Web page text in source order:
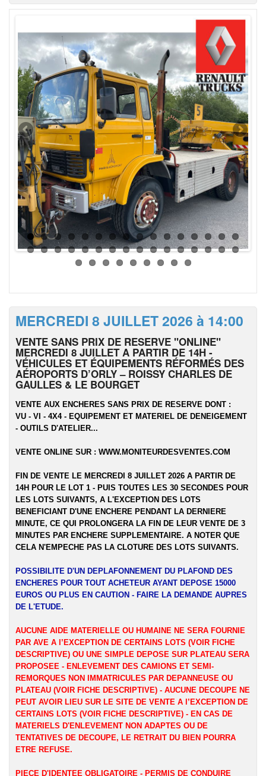
MERCREDI 8 JUILLET 2026 à 14:00
VENTE SANS PRIX DE RESERVE "ONLINE"
MERCREDI 8 JUILLET A PARTIR DE 14H -
VÉHICULES ET ÉQUIPEMENTS RÉFORMÉS DES
AÉROPORTS D’ORLY – ROISSY CHARLES DE
GAULLES & LE BOURGET
VENTE AUX ENCHERES SANS PRIX DE RESERVE DONT :
VU - VI - 4X4 - EQUIPEMENT ET MATERIEL DE DENEIGEMENT
- OUTILS D'ATELIER...
VENTE ONLINE SUR : WWW.MONITEURDESVENTES.COM
FIN DE VENTE LE MERCREDI 8 JUILLET 2026 A PARTIR DE
14H POUR LE LOT 1 - PUIS TOUTES LES 30 SECONDES POUR
LES LOTS SUIVANTS, A L'EXCEPTION DES LOTS
BENEFICIANT D'UNE ENCHERE PENDANT LA DERNIERE
MINUTE, CE QUI PROLONGERA LA FIN DE LEUR VENTE DE 3
MINUTES PAR ENCHERE SUPPLEMENTAIRE. A NOTER QUE
CELA N'EMPECHE PAS LA CLOTURE DES LOTS SUIVANTS.
POSSIBILITE D'UN DEPLAFONNEMENT DU PLAFOND DES
ENCHERES POUR TOUT ACHETEUR AYANT DEPOSE 15000
EUROS OU PLUS EN CAUTION - FAIRE LA DEMANDE AUPRES
DE L'ETUDE.
AUCUNE AIDE MATERIELLE OU HUMAINE NE SERA FOURNIE
PAR AVE A l’EXCEPTION DE CERTAINS LOTS (VOIR FICHE
DESCRIPTIVE) OU UNE SIMPLE DEPOSE SUR PLATEAU SERA
PROPOSEE - ENLEVEMENT DES CAMIONS ET SEMI-
REMORQUES NON IMMATRICULES PAR DEPANNEUSE OU
PLATEAU (VOIR FICHE DESCRIPTIVE) - AUCUNE DECOUPE NE
PEUT AVOIR LIEU SUR LE SITE DE VENTE A l’EXCEPTION DE
CERTAINS LOTS (VOIR FICHE DESCRIPTIVE) - EN CAS DE
MATERIELS D'ENLEVEMENT NON ADAPTES OU DE
TENTATIVES DE DECOUPE, LE RETRAIT DU BIEN POURRA
ETRE REFUSE.
PIECE D'IDENTEE OBLIGATOIRE - PERMIS DE CONDUIRE